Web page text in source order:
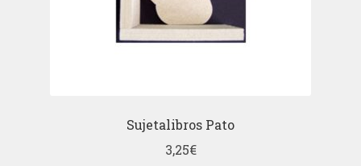
Sujetalibros Pato
3,25€